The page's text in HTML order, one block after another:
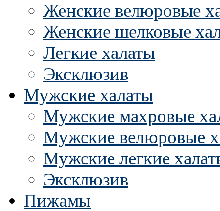
Женские велюровые
Женские шелковые
Легкие халаты
Эксклюзив
Мужские халаты
Мужские махровые
Мужские велюровые
Мужские легкие
Эксклюзив
Пижамы